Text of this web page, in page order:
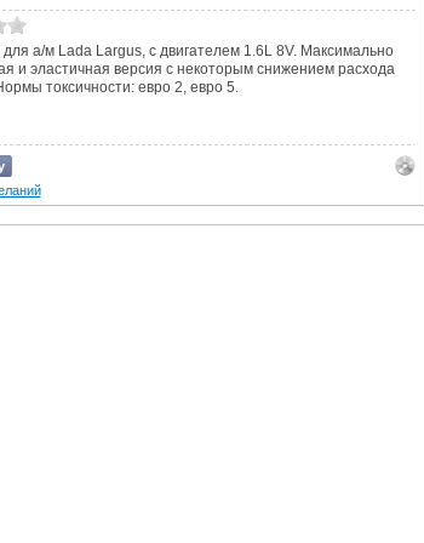
а/м Lada Largus, с двигателем 1.6L 8V. Максимально
и эластичная версия с некоторым снижением расхода
токсичности: евро 2, евро 5.